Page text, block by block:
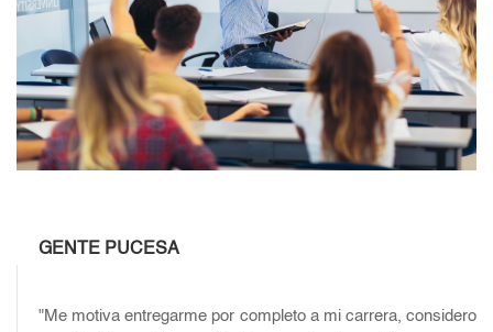
GENTE PUCESA
"Me motiva entregarme por completo a mi carrera, considero